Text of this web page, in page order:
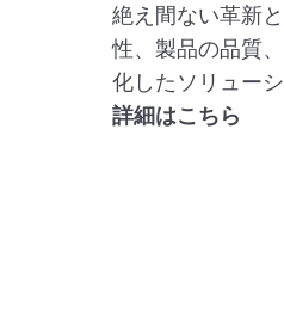
絶え間ない革新
性、製品の品質
化したソリュー
詳細はこちら